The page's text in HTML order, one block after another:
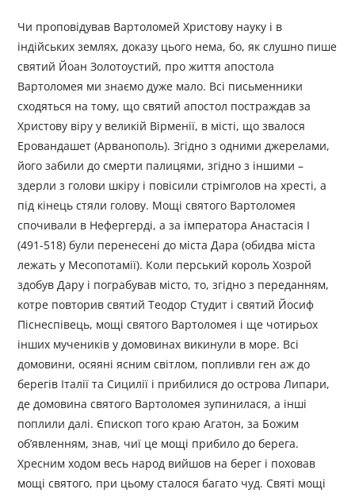
Чи проповідував Вартоломей Христову науку і в
індійських землях, доказу цього нема, бо, як слушно пише
святий Йоан Золотоустий, про життя апостола
Вартоломея ми знаємо дуже мало. Всі письменники
сходяться на тому, що святий апостол постраждав за
Христову віру у великій Вірменії, в місті, що звалося
Еровандашет (Арванополь). Згідно з одними джерелами,
його забили до смерти палицями, згідно з іншими –
здерли з голови шкіру і повісили стрімголов на хресті, а
під кінець стяли голову. Мощі святого Вартоломея
спочивали в Нефергерді, а за імператора Анастасія І
(491-518) були перенесені до міста Дара (обидва міста
лежать у Месопотамії). Коли перський король Хозрой
здобув Дару і пограбував місто, то, згідно з переданням,
котре повторив святий Теодор Студит і святий Йосиф
Піснеспівець, мощі святого Вартоломея і ще чотирьох
інших мучеників у домовинах викинули в море. Всі
домовини, осяяні ясним світлом, попливли ген аж до
берегів Італії та Сицилії і прибилися до острова Липари,
де домовина святого Вартоломея зупинилася, а інші
поплили далі. Єпископ того краю Агатон, за Божим
об’явленням, знав, чиї це мощі прибило до берега.
Хресним ходом весь народ вийшов на берег і поховав
мощі святого, при цьому сталося багато чуд. Святі мощі